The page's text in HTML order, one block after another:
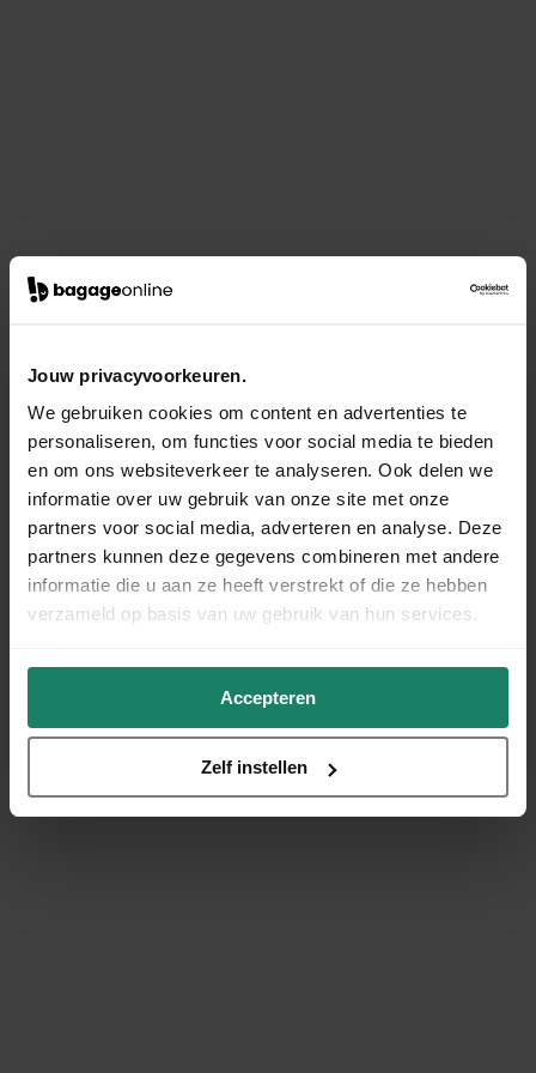
Jouw privacyvoorkeuren.
We gebruiken cookies om content en advertenties te
personaliseren, om functies voor social media te bieden
en om ons websiteverkeer te analyseren. Ook delen we
informatie over uw gebruik van onze site met onze
partners voor social media, adverteren en analyse. Deze
partners kunnen deze gegevens combineren met andere
informatie die u aan ze heeft verstrekt of die ze hebben
verzameld op basis van uw gebruik van hun services.
Accepteren
Zelf instellen